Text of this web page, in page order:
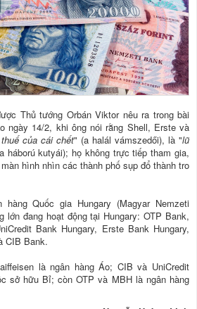
Thủ tướng Orbán Viktor nêu ra trong bài
ngày 14/2, khi ông nói rằng Shell, Erste và
của cái chết" (a halál vámszedői), là "lũ
háború kutyái); họ không trực tiếp tham gia,
hình nhìn các thành phố sụp đổ thành tro
Quốc gia Hungary (Magyar Nemzeti
lớn đang hoạt động tại Hungary: OTP Bank,
Bank Hungary, Erste Bank Hungary,
CIB Bank.
là ngân hàng Áo; CIB và UniCredit
sở hữu Bỉ; còn OTP và MBH là ngân hàng